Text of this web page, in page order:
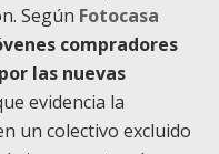
Según Fotocasa
compradores
las nuevas
evidencia la
un colectivo excluido